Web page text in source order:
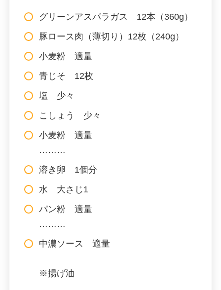
グリーンアスパラガス 12本（360g）
豚ロース肉（薄切り）12枚（240g）
小麦粉 適量
青じそ 12枚
塩 少々
こしょう 少々
小麦粉 適量
………
溶き卵 1個分
水 大さじ1
パン粉 適量
………
中濃ソース 適量
※揚げ油